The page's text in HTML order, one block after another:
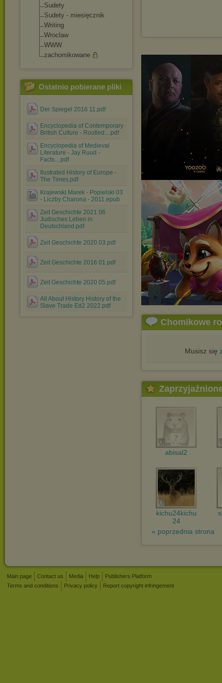
Sudety
Sudety - miesięcznik
Writing
Wroclaw
WWW
zachomikowane
Ostatnio pobierane pliki
Der Spiegel 2016 11.pdf
Encyclopedia of Contemporary
British Culture - Routled....pdf
Encyclopedia of Medieval
Literature - Jay Ruud -
Facts....pdf
Ilustrated History of Europe -
The Times.pdf
Krajewski Marek - Popielski 03
- Liczby Charona - 2011.epub
Zeit Geschichte 2021 06
Judisches Leben in
Deutschland.pdf
Zeit Geschichte 2020 03.pdf
Zeit Geschichte 2016 01.pdf
Zeit Geschichte 2020 05.pdf
All About History History of the
Slave Trade Ed2 2022.pdf
Chomikowe
Musisz się
abisal2
kichu24kichu
24
« poprzednia strona
Main page Contact us Media Help
Publishers Platform
Terms and conditions
Privacy policy Report copyright infringement